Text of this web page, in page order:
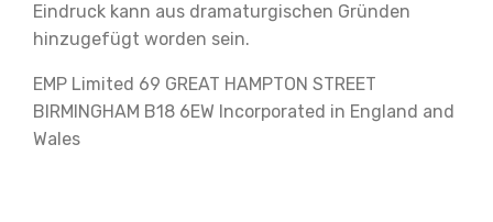
Eindruck kann aus dramaturgischen Gründen
hinzugefügt worden sein.
EMP Limited 69 GREAT HAMPTON STREET
BIRMINGHAM B18 6EW Incorporated in England and
Wales